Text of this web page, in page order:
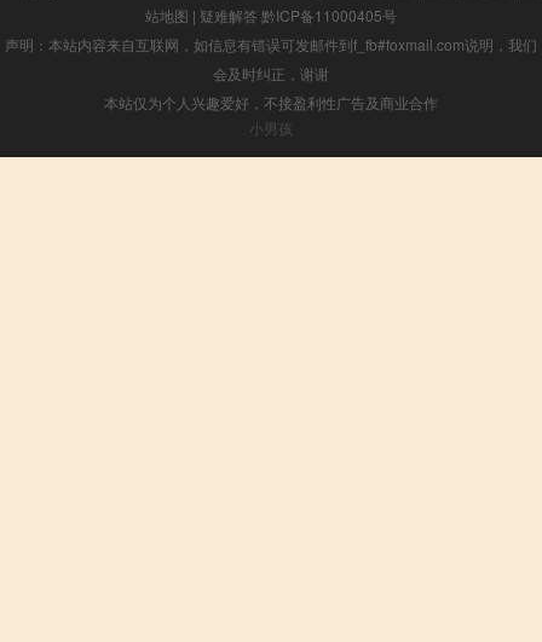
站地图 | 疑难解答 黔ICP备11000405号
声明：本站内容来自互联网，如信息有错误可发邮件到f_fb#foxmail.com说明，我们
会及时纠正，谢谢
本站仅为个人兴趣爱好，不接盈利性广告及商业合作
小男孩